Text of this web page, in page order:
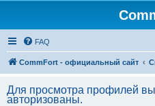
FAQ
CommFort - официальный сайт
Для просмотра профилей
авторизованы.